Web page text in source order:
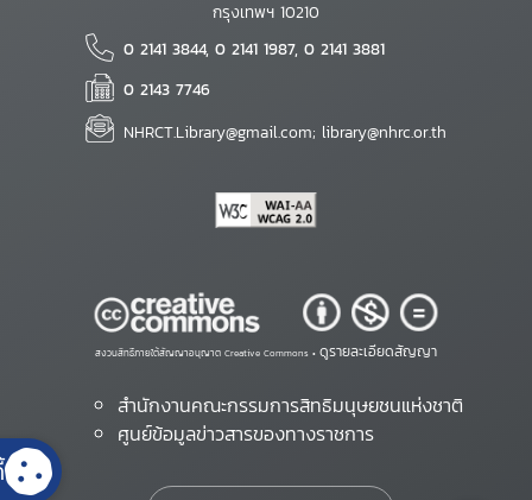
กรุงเทพฯ 10210
0 2141 3844, 0 2141 1987, 0 2141 3881
0 2143 7746
NHRCT.Library@gmail.com; library@nhrc.or.th
สงวนสิทธิ์ภายใต้สัญญาอนุญาต Creative Commons • ดูรายละเอียดสัญญา
สำนักงานคณะกรรมการสิทธิมนุษยชนแห่งชาติ
ศูนย์ข้อมูลข่าวสารของทางราชการ